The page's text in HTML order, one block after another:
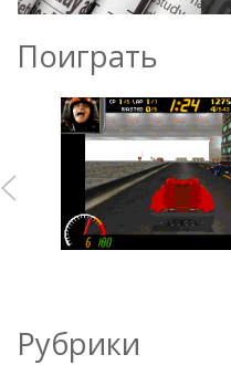
Поиграть
Рубрики